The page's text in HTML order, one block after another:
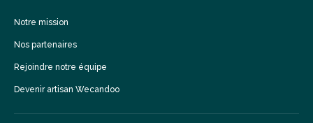
Notre mission
Nos partenaires
Rejoindre notre équipe
Devenir artisan Wecandoo